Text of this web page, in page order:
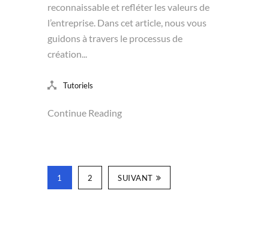
reconnaissable et refléter les valeurs de
l’entreprise. Dans cet article, nous vous
guidons à travers le processus de
création...
Tutoriels
Continue Reading
1 2 SUIVANT